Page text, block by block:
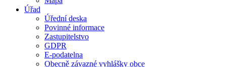
Úřad
Úřední deska
Povinné informace
Zastupitelstvo
GDPR
E-podatelna
Obecně závazné vyhlášky obce